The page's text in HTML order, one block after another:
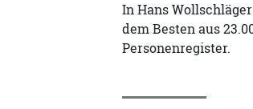
In Hans
dem Besten aus
Personenregister.